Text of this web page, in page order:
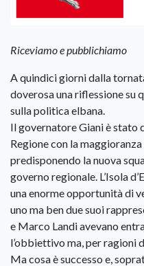
Riceviamo e pubblichiamo
A quindici giorni dalla
doverosa una riflessione su
sulla politica elbana.
Il governatore Giani è stato
Regione con la
predisponendo la nuova
governo regionale. L’Isola
una enorme opportunità di
uno ma ben due suoi
e Marco Landi avevano
l’obbiettivo ma, per ragioni
Ma cosa è successo e,